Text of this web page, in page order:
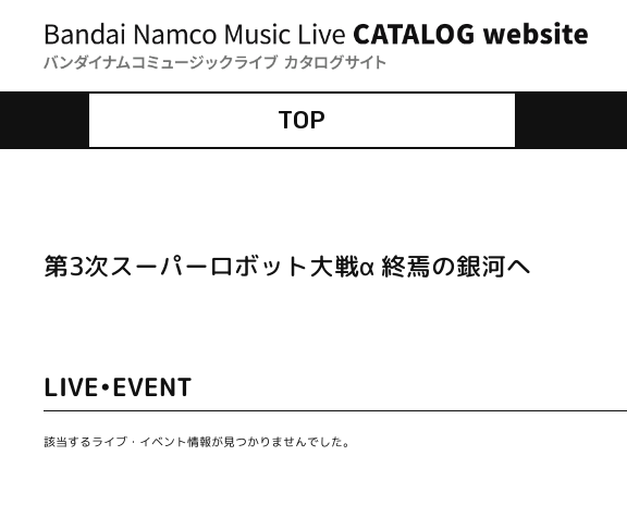
TOP
第3次スーパーロボット大戦α 終焉の銀河へ
LIVE•EVENT
該当するライブ・イベント情報が見つかりませんでした。